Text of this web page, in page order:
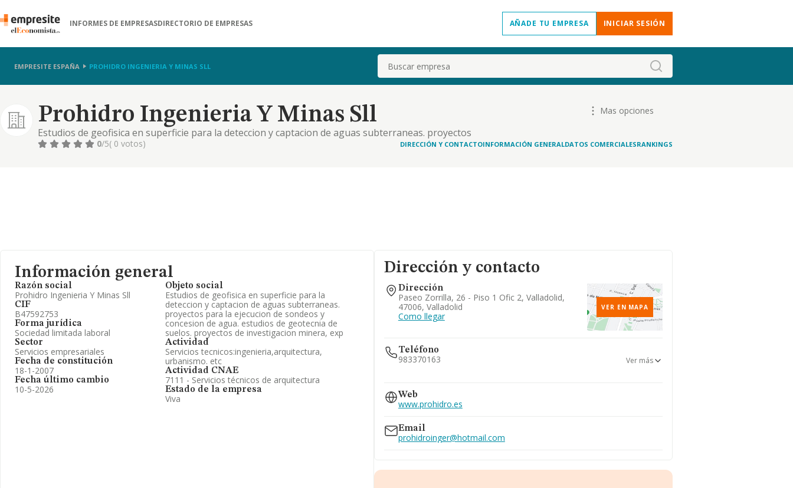
INFORMES DE EMPRESASDIRECTORIO DE EMPRESAS AÑADE TU EMPRESA INICIAR SESIÓN
EMPRESITE ESPAÑA PROHIDRO INGENIERIA Y MINAS SLL Buscar
Prohidro Ingenieria Y Minas Sll
Estudios de geofisica en superficie para la deteccion y captacion de aguas subterraneas. proyectos
para la ejecucion de sondeos y concesion de agua. estudios de geotecnia de suelos. proyectos de
Mas opciones
0/5( 0 votos) DIRECCIÓN Y CONTACTOINFORMACIÓN GENERALDATOS COMERCIALESRANKINGS
Información general
Razón social
Prohidro Ingenieria Y Minas Sll
CIF
B47592753
Forma jurídica
Sociedad limitada laboral
Sector
Servicios empresariales
Fecha de constitución
18-1-2007
Fecha último cambio
10-5-2026
Objeto social
Estudios de geofisica en superficie para la
deteccion y captacion de aguas subterraneas.
proyectos para la ejecucion de sondeos y
concesion de agua. estudios de geotecnia de
suelos. proyectos de investigacion minera, exp
Actividad
Servicios tecnicos:ingenieria,arquitectura,
urbanismo. etc
Actividad CNAE
7111 - Servicios técnicos de arquitectura
Estado de la empresa
Viva
Dirección y contacto
Dirección
Paseo Zorrilla, 26 - Piso 1 Ofic 2, Valladolid,
47006, Valladolid
Como llegar
VER EN MAPA
Teléfono
983370163
Ver teléfono 636...
Ver más
Web
www.prohidro.es
Email
prohidroinger@hotmail.com